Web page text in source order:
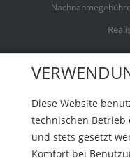
Diese Website
technischen
und stets gesetzt
Komfort bei